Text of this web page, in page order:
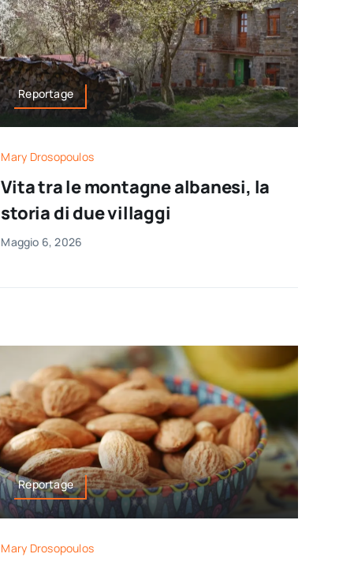
Reportage
Mary Drosopoulos
Vita tra le montagne albanesi, la
storia di due villaggi
Maggio 6, 2026
Reportage
Mary Drosopoulos